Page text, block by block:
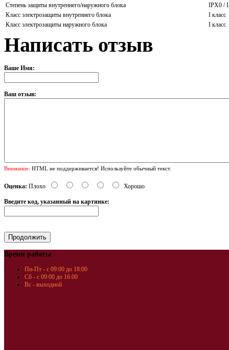
Степень защиты внутреннего/наружного блока
IPX0 /
Класс электрозащиты внутреннего блока
I класс
Класс электрозащиты наружного блока
I класс
Написать отзыв
Ваше Имя:
Ваш отзыв:
Внимание: HTML не поддерживается! Используйте обычный текст.
Оценка: Плохо Хорошо
Введите код, указанный на картинке:
Время работы
Пн-Пт - с 09:00 до 18:00
Сб - с 09:00 до 16:00
Вс - выходной